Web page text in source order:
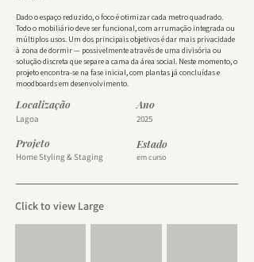
Dado o espaço reduzido, o foco é otimizar cada metro quadrado.
Todo o mobiliário deve ser funcional, com arrumação integrada ou
múltiplos usos. Um dos principais objetivos é dar mais privacidade
à zona de dormir — possivelmente através de uma divisória ou
solução discreta que separe a cama da área social. Neste momento, o
projeto encontra-se na fase inicial, com plantas já concluídas e
moodboards em desenvolvimento.
Localização
Lagoa
Projeto
Home Styling & Staging
Ano
2025
Estado
em curso
Click to view Large